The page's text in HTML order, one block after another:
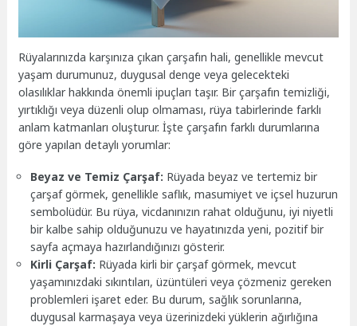
Rüyalarınızda karşınıza çıkan çarşafın hali, genellikle mevcut
yaşam durumunuz, duygusal denge veya gelecekteki
olasılıklar hakkında önemli ipuçları taşır. Bir çarşafın temizliği,
yırtıklığı veya düzenli olup olmaması, rüya tabirlerinde farklı
anlam katmanları oluşturur. İşte çarşafın farklı durumlarına
göre yapılan detaylı yorumlar:
Beyaz ve Temiz Çarşaf: Rüyada beyaz ve tertemiz bir
çarşaf görmek, genellikle saflık, masumiyet ve içsel huzurun
sembolüdür. Bu rüya, vicdanınızın rahat olduğunu, iyi niyetli
bir kalbe sahip olduğunuzu ve hayatınızda yeni, pozitif bir
sayfa açmaya hazırlandığınızı gösterir.
Kirli Çarşaf: Rüyada kirli bir çarşaf görmek, mevcut
yaşamınızdaki sıkıntıları, üzüntüleri veya çözmeniz gereken
problemleri işaret eder. Bu durum, sağlık sorunlarına,
duygusal karmaşaya veya üzerinizdeki yüklerin ağırlığına